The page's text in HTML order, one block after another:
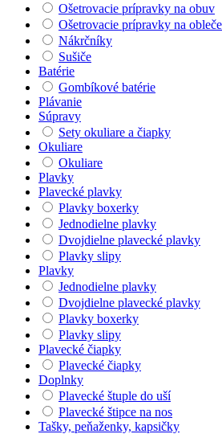
Ošetrovacie prípravky na obuv
Ošetrovacie prípravky na
Nákrčníky
Sušiče
Batérie
Gombíkové batérie
Plávanie
Súpravy
Sety okuliare a čiapky
Okuliare
Okuliare
Plavky
Plavecké plavky
Plavky boxerky
Jednodielne plavky
Dvojdielne plavecké plavky
Plavky slipy
Plavky
Jednodielne plavky
Dvojdielne plavecké plavky
Plavky boxerky
Plavky slipy
Plavecké čiapky
Plavecké čiapky
Doplnky
Plavecké štuple do uší
Plavecké štipce na nos
Tašky, peňaženky, kapsičky